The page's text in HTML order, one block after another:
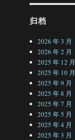
归档
2026 年 3 月
2026 年 2 月
2025 年 12 月
2025 年 10 月
2025 年 9 月
2025 年 8 月
2025 年 7 月
2025 年 5 月
2025 年 4 月
2025 年 3 月